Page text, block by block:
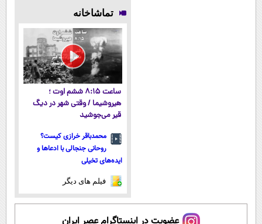
در کنکور بگیر
پرداخت قسطی
تماشاخانه
ساعت ۸:۱۵ ششم اوت ؛
هیروشیما / وقتی شهر در دیگ
قیر می‌جوشید
محمدباقر خرازی کیست؟
روحانی جنجالی با ادعاها و
ایده‌های تخیلی
فیلم های دیگر